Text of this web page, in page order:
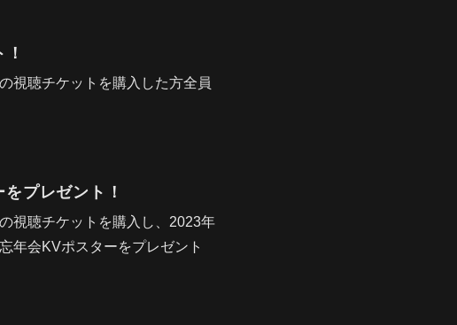
視聴チケットを購入した方全員
プレゼント！
視聴チケットを購入し、2023年
年会KVポスターをプレゼント